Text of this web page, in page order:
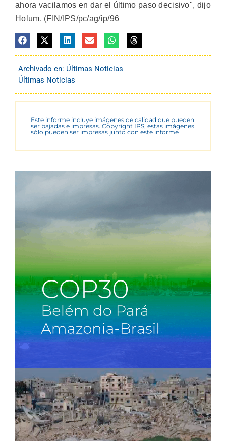
ahora vacilamos en dar el último paso decisivo", dijo
Holum. (FIN/IPS/pc/ag/ip/96
Archivado en: Últimas Noticias
Últimas Noticias
Este informe incluye imágenes de calidad que pueden
ser bajadas e impresas. Copyright IPS, estas imágenes
sólo pueden ser impresas junto con este informe